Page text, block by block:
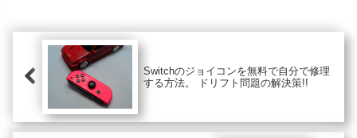
たり突っ張ったりしない。擦れて痛い
Switchのジョイコンを無料で自分で修理
する方法。 ドリフト問題の解決策!!